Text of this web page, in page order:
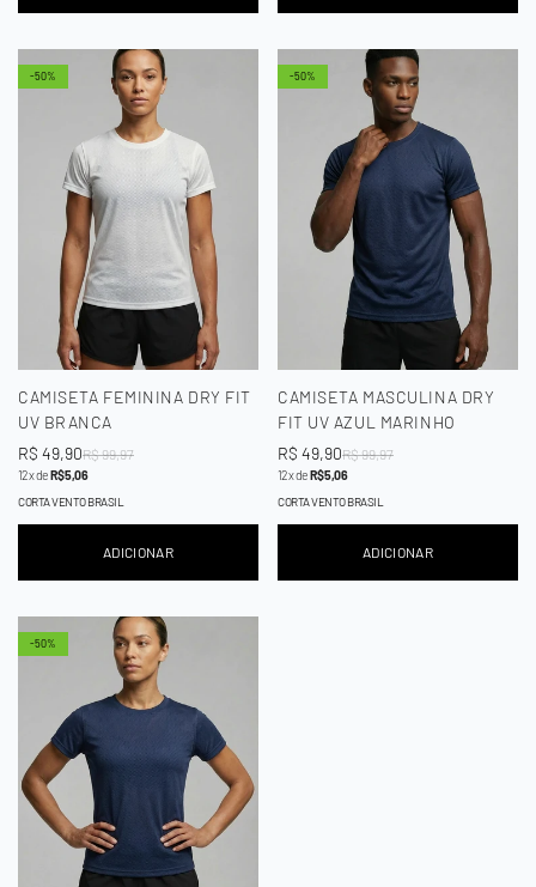
-50%
CAMISETA FEMININA DRY FIT
UV BRANCA
Preço
de
venda
R$ 49,90
Preço
regular
R$ 99,97
12x deR$ 5,06
CORTA VENTO BRASIL
ADICIONAR
-50%
CAMISETA MASCULINA DRY
FIT UV AZUL MARINHO
Preço
de
venda
R$ 49,90
Preço
regular
R$ 99,97
12x deR$ 5,06
CORTA VENTO BRASIL
ADICIONAR
-50%